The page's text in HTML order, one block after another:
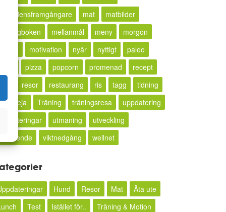
månadensframgångare
mat
matbilder
Matdagboken
mellanmål meny
morgon
motivation nyår nyttigt
paleo
pizza popcorn promenad
recept
resor restaurang ris tagg
tidning
Träning träningsresa
uppdatering
uppdateringar
utmaning
utveckling
välmående
viktnedgång wellnet
Hund Resor Mat
Äta ute
Test Istället för..
Träning & Motion